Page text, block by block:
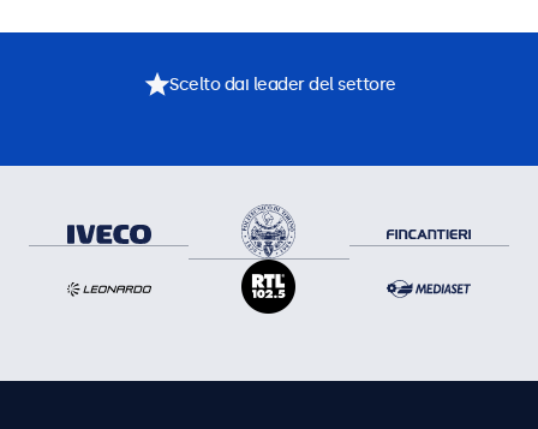
Scelto dai leader del settore